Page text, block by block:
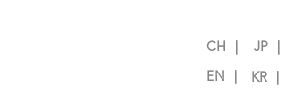
KR ｜
CH ｜
EN ｜
JP ｜